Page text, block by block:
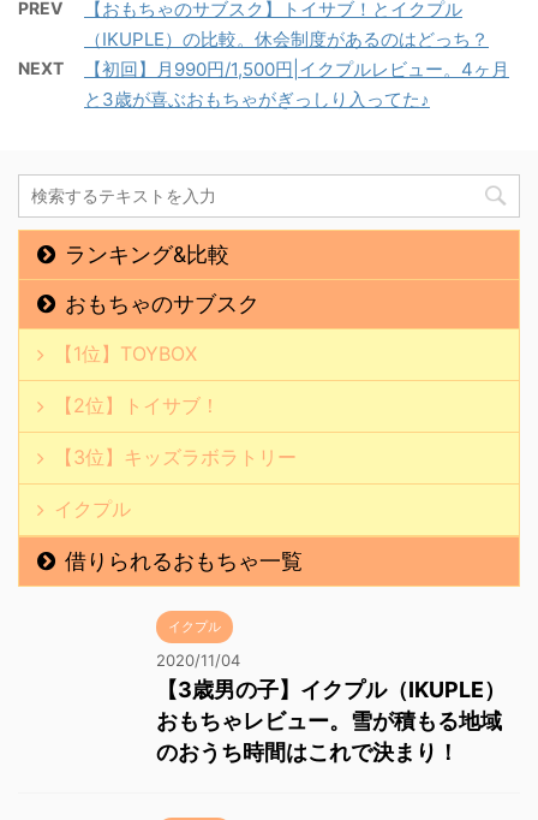
PREV
【おもちゃのサブスク】トイサブ！とイクプル
（IKUPLE）の比較。休会制度があるのはどっち？
NEXT
【初回】月990円/1,500円|イクプルレビュー。4ヶ月
と3歳が喜ぶおもちゃがぎっしり入ってた♪
ランキング&比較
おもちゃのサブスク
【1位】TOYBOX
【2位】トイサブ！
【3位】キッズラボラトリー
イクプル
借りられるおもちゃ一覧
イクプル
2020/11/04
【3歳男の子】イクプル（IKUPLE）
おもちゃレビュー。雪が積もる地域
のおうち時間はこれで決まり！